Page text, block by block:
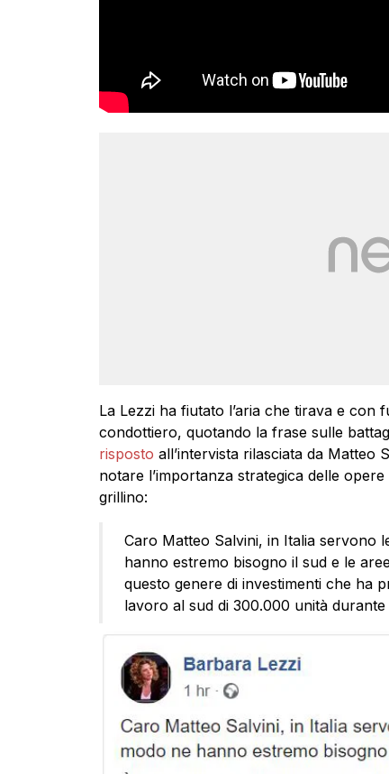
La Lezzi ha fiutato l’aria che tirava e con
condottiero, quotando la frase sulle
risposto all’intervista rilasciata da Matteo
notare l’importanza strategica delle
grillino:
Caro Matteo Salvini, in Italia servono
hanno estremo bisogno il sud e le
questo genere di investimenti che ha
lavoro al sud di 300.000 unità durante